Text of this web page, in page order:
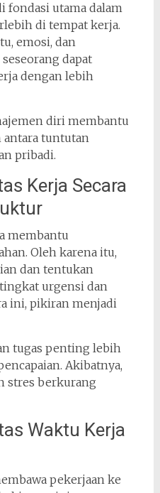
fondasi utama dalam
di tempat kerja.
emosi, dan
dapat
dengan lebih
diri membantu
antara tuntutan
pribadi.
Kerja Secara
membantu
Oleh karena itu,
dan tentukan
urgensi dan
ini, pikiran menjadi
tugas penting lebih
Akibatnya,
stres berkurang
Waktu Kerja
pekerjaan ke